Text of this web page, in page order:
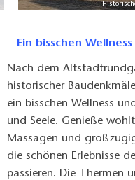
Ein bisschen
Nach dem
historischer
ein bisschen Wellness
und Seele. Genieße
Massagen und
die schönen Erlebnisse
passieren. Die Thermen